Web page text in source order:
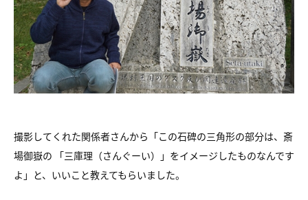
撮影してくれた関係者さんから「この石碑の三角形の部分は、斎
場御嶽の 「三庫理（さんぐーい）」をイメージしたものなんです
よ」と、いいこと教えてもらいました。